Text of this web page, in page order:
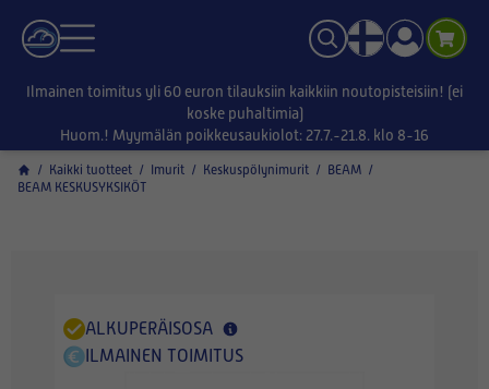
Ilmainen toimitus yli 60 euron tilauksiin kaikkiin noutopisteisiin! (ei
koske puhaltimia)
Huom.! Myymälän poikkeusaukiolot: 27.7.-21.8. klo 8-16
/ Kaikki tuotteet / Imurit / Keskuspölynimurit / BEAM /
BEAM KESKUSYKSIKÖT
ALKUPERÄISOSA
ILMAINEN TOIMITUS